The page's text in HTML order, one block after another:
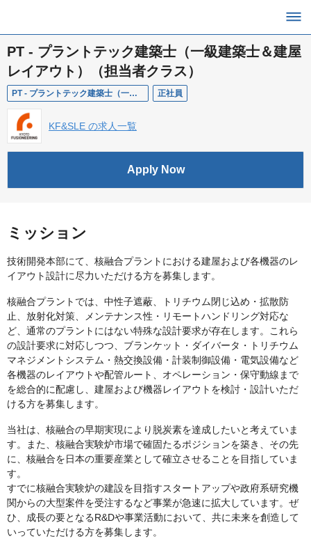
PT - プラントテック建築士（一級建築士＆建屋
レイアウト）（担当者クラス）
PT - プラントテック建築士（一級建築士＆建屋レイアウト）（担当者クラス） 正社員
KF&SLE の求人一覧
Apply Now
ミッション
技術開発本部にて、核融合プラントにおける建屋および各機器のレ
イアウト設計に尽力いただける方を募集します。
核融合プラントでは、中性子遮蔽、トリチウム閉じ込め・拡散防
止、放射化対策、メンテナンス性・リモートハンドリング対応な
ど、通常のプラントにはない特殊な設計要求が存在します。これら
の設計要求に対応しつつ、ブランケット・ダイバータ・トリチウム
マネジメントシステム・熱交換設備・計装制御設備・電気設備など
各機器のレイアウトや配管ルート、オペレーション・保守動線まで
を総合的に配慮し、建屋および機器レイアウトを検討・設計いただ
ける方を募集します。
当社は、核融合の早期実現により脱炭素を達成したいと考えていま
す。また、核融合実験炉市場で確固たるポジションを築き、その先
に、核融合を日本の重要産業として確立させることを目指していま
す。
すでに核融合実験炉の建設を目指すスタートアップや政府系研究機
関からの大型案件を受注するなど事業が急速に拡大しています。ぜ
ひ、成長の要となるR&Dや事業活動において、共に未来を創造して
いっていただける方を募集します。